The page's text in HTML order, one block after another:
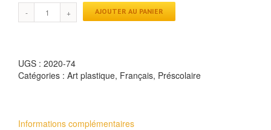
AJOUTER AU PANIER
UGS : 2020-74
Catégories : Art plastique, Français, Préscolaire
Informations complémentaires